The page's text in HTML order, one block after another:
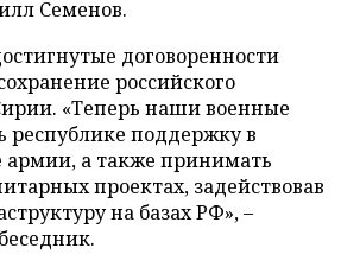
Семенов.
договоренности
российского
«Теперь наши военные
республике поддержку в
армии, а также принимать
проектах, задействовав
на базах РФ», –